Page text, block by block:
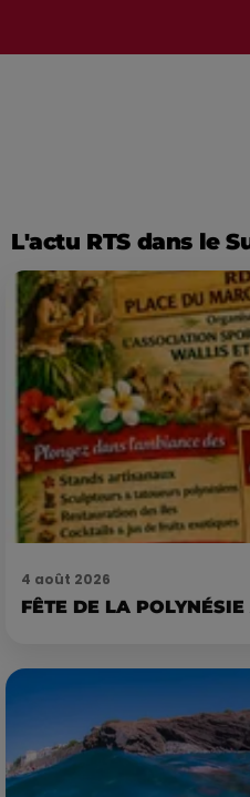
L'actu RTS dans le
4 août 2026
FÊTE DE LA